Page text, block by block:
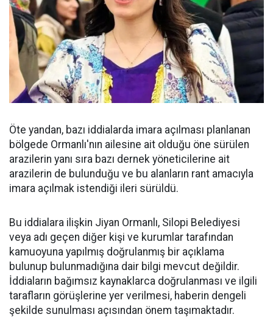
Öte yandan, bazı iddialarda imara açılması planlanan
bölgede Ormanlı'nın ailesine ait olduğu öne sürülen
arazilerin yanı sıra bazı dernek yöneticilerine ait
arazilerin de bulunduğu ve bu alanların rant amacıyla
imara açılmak istendiği ileri sürüldü.
Bu iddialara ilişkin Jiyan Ormanlı, Silopi Belediyesi
veya adı geçen diğer kişi ve kurumlar tarafından
kamuoyuna yapılmış doğrulanmış bir açıklama
bulunup bulunmadığına dair bilgi mevcut değildir.
İddiaların bağımsız kaynaklarca doğrulanması ve ilgili
tarafların görüşlerine yer verilmesi, haberin dengeli
şekilde sunulması açısından önem taşımaktadır.